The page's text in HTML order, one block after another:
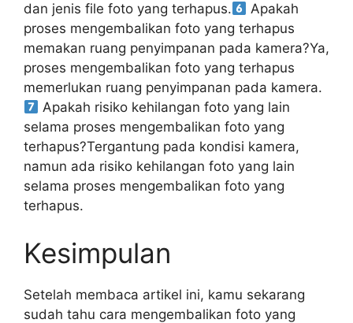
dan jenis file foto yang terhapus.
Apakah
proses mengembalikan foto yang terhapus
memakan ruang penyimpanan pada kamera?Ya,
proses mengembalikan foto yang terhapus
memerlukan ruang penyimpanan pada kamera.
Apakah risiko kehilangan foto yang lain
selama proses mengembalikan foto yang
terhapus?Tergantung pada kondisi kamera,
namun ada risiko kehilangan foto yang lain
selama proses mengembalikan foto yang
terhapus.
Kesimpulan
Setelah membaca artikel ini, kamu sekarang
sudah tahu cara mengembalikan foto yang